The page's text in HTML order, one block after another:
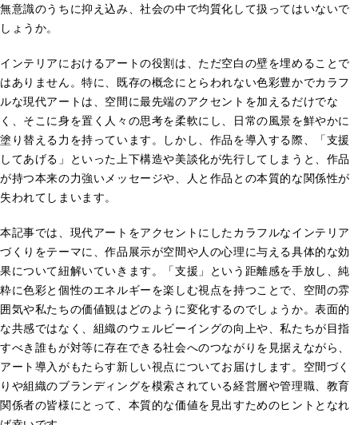
無意識のうちに抑え込み、社会の中で均質化して扱ってはいないで
しょうか。
インテリアにおけるアートの役割は、ただ空白の壁を埋めることで
はありません。特に、既存の概念にとらわれない色彩豊かでカラフ
ルな現代アートは、空間に最先端のアクセントを加えるだけでな
く、そこに身を置く人々の思考を柔軟にし、日常の風景を鮮やかに
塗り替える力を持っています。しかし、作品を導入する際、「支援
してあげる」といった上下構造や美談化が先行してしまうと、作品
が持つ本来の力強いメッセージや、人と作品との本質的な関係性が
失われてしまいます。
本記事では、現代アートをアクセントにしたカラフルなインテリア
づくりをテーマに、作品展示が空間や人の心理に与える具体的な効
果について紐解いていきます。「支援」という距離感を手放し、純
粋に色彩と個性のエネルギーを楽しむ視点を持つことで、空間の雰
囲気や私たちの価値観はどのように変化するのでしょうか。表面的
な共感ではなく、組織のウェルビーイングの向上や、私たちが目指
すべき誰もが対等に存在できる社会へのつながりを見据えながら、
アート導入がもたらす新しい視点についてお届けします。空間づく
りや組織のブランディングを模索されている経営層や管理職、教育
関係者の皆様にとって、本質的な価値を見出すためのヒントとなれ